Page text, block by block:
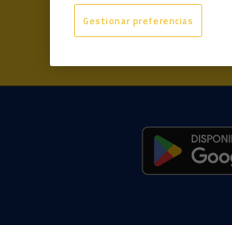
Gestionar preferencias